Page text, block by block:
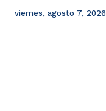
viernes, agosto 7, 2026